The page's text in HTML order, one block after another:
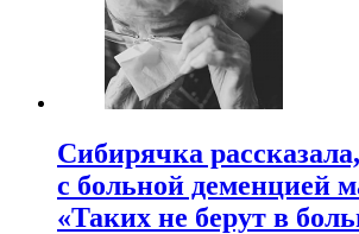
Сибирячка
с больной деменцией
«Таких не берут в